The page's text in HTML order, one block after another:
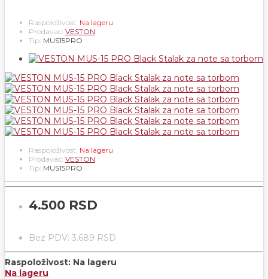
Raspoloživost: Na lageru
Prodavac: VESTON
Tip: MUS15PRO
Raspoloživost: Na lageru
Prodavac: VESTON
Tip: MUS15PRO
4.500 RSD
Bez PDV: 3.689 RSD
Raspoloživost: Na lageru
Na lageru